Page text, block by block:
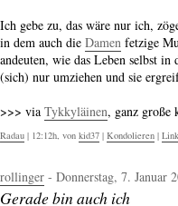
Ich gebe zu, das wäre nur ich,
in dem auch die Damen fetzige
andeuten, wie das Leben selbst
(sich) nur umziehen und sie
>>> via Tykkyläinen, ganz große
Radau | 12:12h, von kid37 | Kondolieren | Link
rollinger - Donnerstag, 7. Januar
Gerade bin auch ich